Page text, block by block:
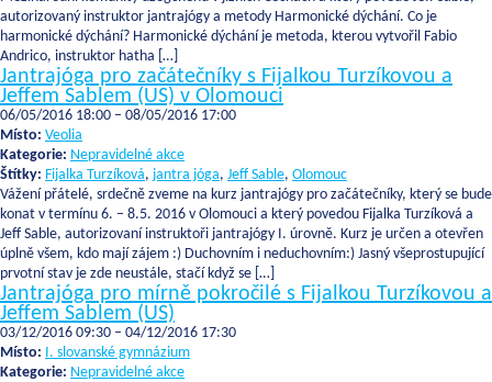
autorizovaný instruktor jantrajógy a metody Harmonické dýchání. Co je
harmonické dýchání? Harmonické dýchání je metoda, kterou vytvořil Fabio
Andrico, instruktor hatha […]
Jantrajóga pro začátečníky s Fijalkou Turzíkovou a
Jeffem Sablem (US) v Olomouci
06/05/2016 18:00 – 08/05/2016 17:00
Místo: Veolia
Kategorie: Nepravidelné akce
Štítky: Fijalka Turzíková, jantra jóga, Jeff Sable, Olomouc
Vážení přátelé, srdečně zveme na kurz jantrajógy pro začátečníky, který se bude
konat v termínu 6. – 8.5. 2016 v Olomouci a který povedou Fijalka Turzíková a
Jeff Sable, autorizovaní instruktoři jantrajógy I. úrovně. Kurz je určen a otevřen
úplně všem, kdo mají zájem :) Duchovním i neduchovním:) Jasný všeprostupující
prvotní stav je zde neustále, stačí když se […]
Jantrajóga pro mírně pokročilé s Fijalkou Turzíkovou a
Jeffem Sablem (US)
03/12/2016 09:30 – 04/12/2016 17:30
Místo: I. slovanské gymnázium
Kategorie: Nepravidelné akce